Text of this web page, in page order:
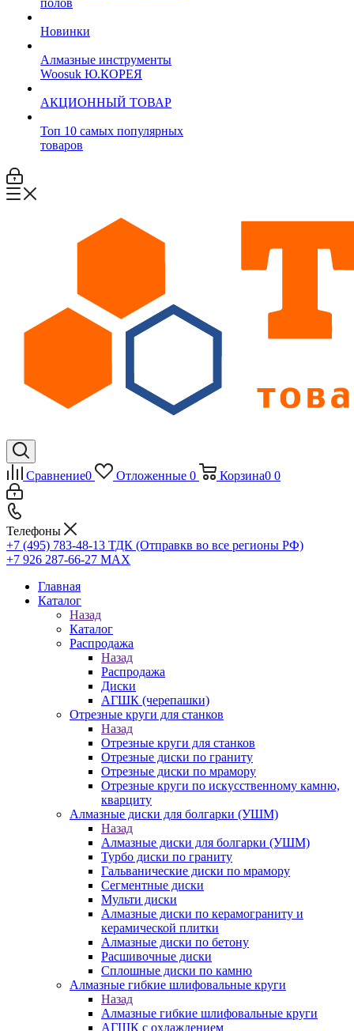
полов
Новинки
Алмазные инструменты
Woosuk Ю.КОРЕЯ
АКЦИОННЫЙ ТОВАР
Топ 10 самых популярных
товаров
Сравнение0 Отложенные 0 Корзина0 0
Телефоны
+7 (495) 783-48-13 ТДК (Отправкв во все регионы РФ)
+7 926 287-66-27 МАХ
Главная
Каталог
Назад
Каталог
Распродажа
Назад
Распродажа
Диски
АГШК (черепашки)
Отрезные круги для станков
Назад
Отрезные круги для станков
Отрезные диски по граниту
Отрезные диски по мрамору
Отрезные круги по искусственному камню,
кварциту
Алмазные диски для болгарки (УШМ)
Назад
Алмазные диски для болгарки (УШМ)
Турбо диски по граниту
Гальванические диски по мрамору
Сегментные диски
Мульти диски
Алмазные диски по керамограниту и
керамической плитки
Алмазные диски по бетону
Расшивочные диски
Сплошные диски по камню
Алмазные гибкие шлифовальные круги
Назад
Алмазные гибкие шлифовальные круги
АГШК с охлаждением